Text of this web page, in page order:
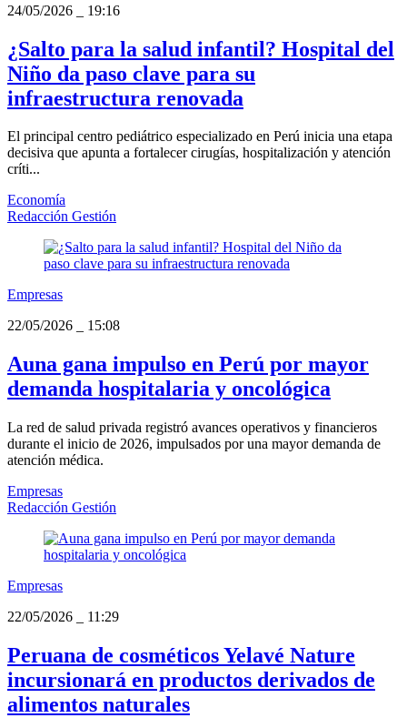
24/05/2026
19:16
¿Salto para la salud infantil? Hospital del
Niño da paso clave para su
infraestructura renovada
El principal centro pediátrico especializado en Perú inicia una etapa
decisiva que apunta a fortalecer cirugías, hospitalización y atención
críti...
Economía
Redacción Gestión
Empresas
22/05/2026
15:08
Auna gana impulso en Perú por mayor
demanda hospitalaria y oncológica
La red de salud privada registró avances operativos y financieros
durante el inicio de 2026, impulsados por una mayor demanda de
atención médica.
Empresas
Redacción Gestión
Empresas
22/05/2026
11:29
Peruana de cosméticos Yelavé Nature
incursionará en productos derivados de
alimentos naturales